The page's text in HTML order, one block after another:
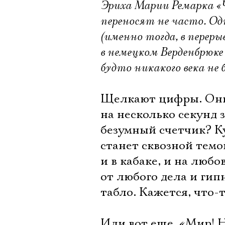
Эриха Марии Ремарка
переносят не часто.
(именно тогда, в
в немецком
будто никакого века не
Щелкают цифры. Они
на несколько секунд
безумный счетчик?
станет сквозной
и в кабаке, и на
от любого дела и
табло. Кажется, что-